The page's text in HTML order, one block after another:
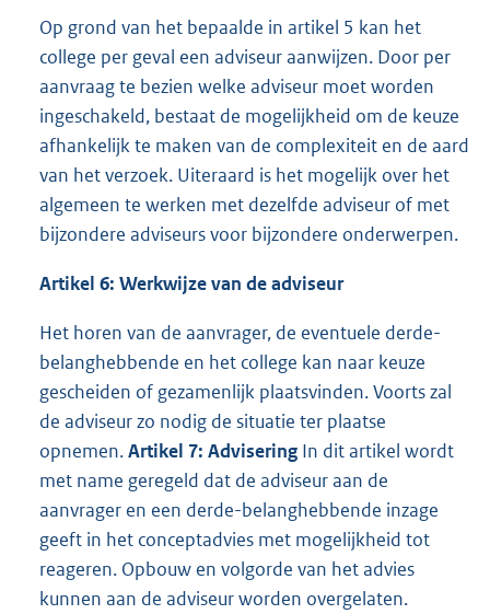
Op grond van het bepaalde in artikel 5 kan het
college per geval een adviseur aanwijzen. Door per
aanvraag te bezien welke adviseur moet worden
ingeschakeld, bestaat de mogelijkheid om de keuze
afhankelijk te maken van de complexiteit en de aard
van het verzoek. Uiteraard is het mogelijk over het
algemeen te werken met dezelfde adviseur of met
bijzondere adviseurs voor bijzondere onderwerpen.
Artikel 6: Werkwijze van de adviseur
Het horen van de aanvrager, de eventuele derde-
belanghebbende en het college kan naar keuze
gescheiden of gezamenlijk plaatsvinden. Voorts zal
de adviseur zo nodig de situatie ter plaatse
opnemen.Artikel 7: Advisering In dit artikel wordt
met name geregeld dat de adviseur aan de
aanvrager en een derde-belanghebbende inzage
geeft in het conceptadvies met mogelijkheid tot
reageren. Opbouw en volgorde van het advies
kunnen aan de adviseur worden overgelaten.